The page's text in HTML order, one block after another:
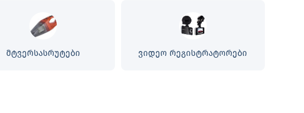
მტვერსასრუტები ვიდეო რეგისტრატორები